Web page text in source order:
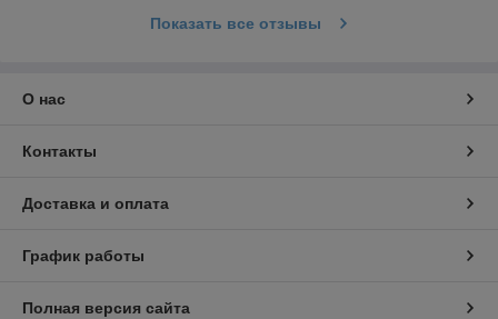
Показать все отзывы
О нас
Контакты
Доставка и оплата
График работы
Полная версия сайта